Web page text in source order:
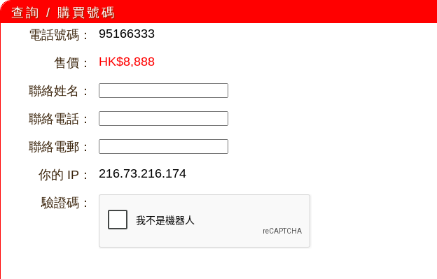
查詢 / 購買號碼
電話號碼：
95166333
售價： HK$8,888
聯絡姓名：
聯絡電話：
聯絡電郵：
你的 IP：
216.73.216.174
驗證碼：